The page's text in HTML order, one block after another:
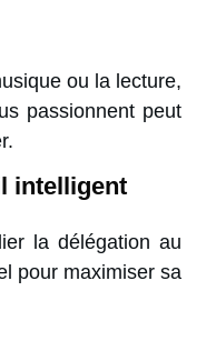
ou la lecture,
passionnent peut
intelligent
la délégation au
pour maximiser sa